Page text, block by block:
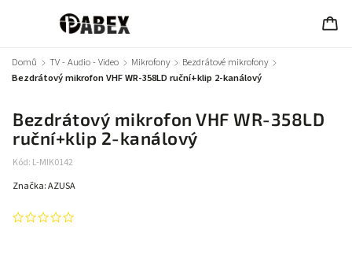
Domů / TV - Audio - Video / Mikrofony / Bezdrátové mikrofony /
Bezdrátový mikrofon VHF WR-358LD ruční+klip 2-kanálový
Bezdrátový mikrofon VHF WR-358LD
ruční+klip 2-kanálový
Kód: L-MIK0142
Značka:AZUSA